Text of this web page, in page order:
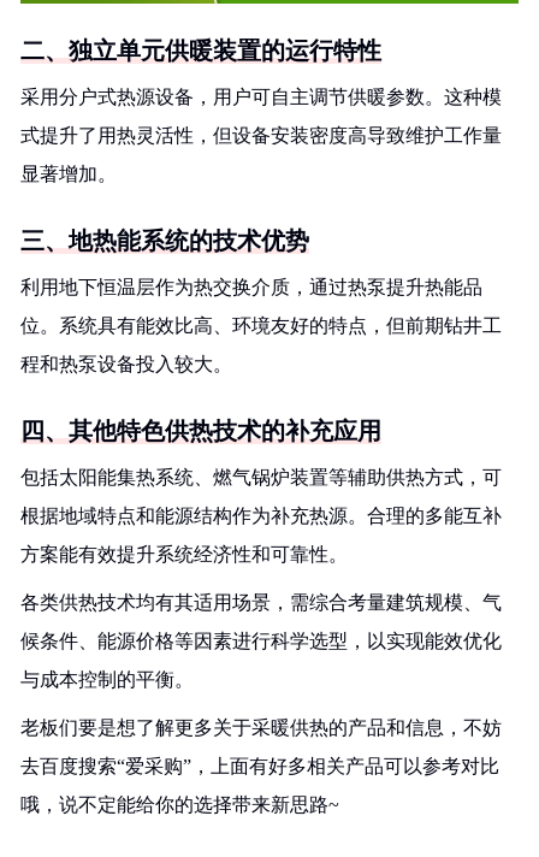
二、独立单元供暖装置的运行特性
采用分户式热源设备，用户可自主调节供暖参数。这种模
式提升了用热灵活性，但设备安装密度高导致维护工作量
显著增加。
三、地热能系统的技术优势
利用地下恒温层作为热交换介质，通过热泵提升热能品
位。系统具有能效比高、环境友好的特点，但前期钻井工
程和热泵设备投入较大。
四、其他特色供热技术的补充应用
包括太阳能集热系统、燃气锅炉装置等辅助供热方式，可
根据地域特点和能源结构作为补充热源。合理的多能互补
方案能有效提升系统经济性和可靠性。
各类供热技术均有其适用场景，需综合考量建筑规模、气
候条件、能源价格等因素进行科学选型，以实现能效优化
与成本控制的平衡。
老板们要是想了解更多关于采暖供热的产品和信息，不妨
去百度搜索“爱采购”，上面有好多相关产品可以参考对比
哦，说不定能给你的选择带来新思路~